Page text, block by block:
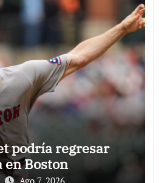
podría regresar
en Boston
Ago 7, 2026